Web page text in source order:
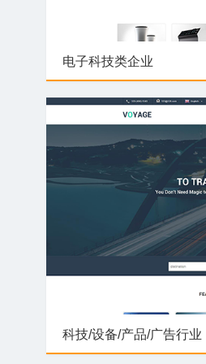
电子科技类企业
科技/设备/产品/广告行业